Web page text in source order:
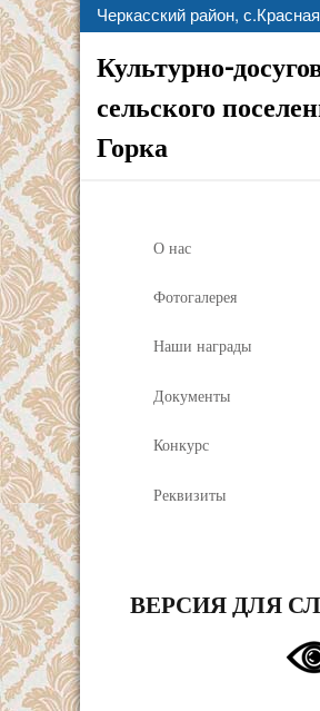
Черкасский район,
Культурно-
сельского
Горка
О нас
Фотогалерея
Наши награды
Документы
Конкурс
Реквизиты
ВЕРСИЯ ДЛЯ